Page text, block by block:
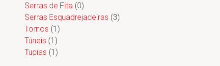
Serras de Fita (0)
Serras Esquadrejadeiras (3)
Tornos (1)
Túneis (1)
Tupias (1)